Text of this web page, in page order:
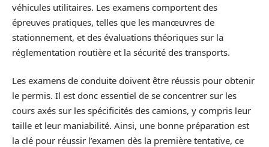
véhicules utilitaires. Les examens comportent des
épreuves pratiques, telles que les manœuvres de
stationnement, et des évaluations théoriques sur la
réglementation routière et la sécurité des transports.
Les examens de conduite doivent être réussis pour obtenir
le permis. Il est donc essentiel de se concentrer sur les
cours axés sur les spécificités des camions, y compris leur
taille et leur maniabilité. Ainsi, une bonne préparation est
la clé pour réussir l’examen dès la première tentative, ce